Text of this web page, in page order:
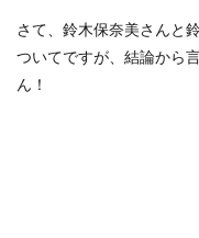
さて、鈴木保奈美さんと
ついてですが、結論から
ん！